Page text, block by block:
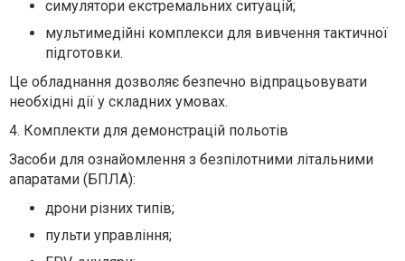
симулятори екстремальних ситуацій;
мультимедійні комплекси для вивчення тактичної
підготовки.
Це обладнання дозволяє безпечно відпрацьовувати
необхідні дії у складних умовах.
4. Комплекти для демонстрацій польотів
Засоби для ознайомлення з безпілотними літальними
апаратами (БПЛА):
дрони різних типів;
пульти управління;